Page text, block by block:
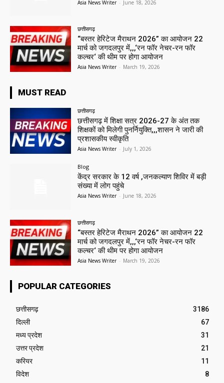
Asia News Writer - June 18, 2026
छत्तीसगढ़
“बस्तर हेरिटेज मैराथन 2026” का आयोजन 22
मार्च को जगदलपुर में,,,‘रन फॉर नेचर-रन फॉर
कल्चर‘ की थीम पर होगा आयोजन
Asia News Writer - March 19, 2026
MUST READ
छत्तीसगढ़
छत्तीसगढ़ में शिक्षा सत्र 2026-27 के अंत तक
शिक्षकों को मिलेगी पुनर्नियुक्ति,,,शासन ने जारी की
प्रशासकीय स्वीकृति
Asia News Writer - July 1, 2026
Blog
केंद्र सरकार के 12 वर्ष ,जनकल्याण शिविर में बड़ी
संख्या में लोग पहुंचे
Asia News Writer - June 18, 2026
छत्तीसगढ़
“बस्तर हेरिटेज मैराथन 2026” का आयोजन 22
मार्च को जगदलपुर में,,,‘रन फॉर नेचर-रन फॉर
कल्चर‘ की थीम पर होगा आयोजन
Asia News Writer - March 19, 2026
POPULAR CATEGORIES
छत्तीसगढ़
3186
दिल्ली
67
मध्य प्रदेश
31
उत्तर प्रदेश
21
करियर
11
विदेश
8